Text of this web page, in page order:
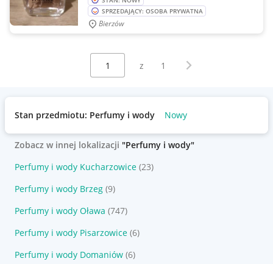
SPRZEDAJĄCY: OSOBA PRYWATNA
Bierzów
Wybierz stronę:
z 1 Następna strona
Stan przedmiotu: Perfumy i wody Nowy
Zobacz w innej lokalizacji "Perfumy i wody"
Perfumy i wody Kucharzowice (23)
Perfumy i wody Brzeg (9)
Perfumy i wody Oława (747)
Perfumy i wody Pisarzowice (6)
Perfumy i wody Domaniów (6)